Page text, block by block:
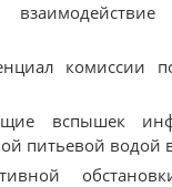
вспышек
питьевой